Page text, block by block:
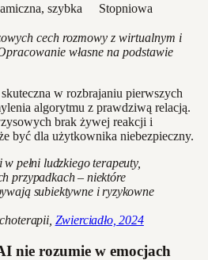
szybka Stopniowa
cech rozmowy z wirtualnym i
własne na podstawie
w rozbrajaniu pierwszych
algorytmu z prawdziwą relacją.
brak żywej reakcji i
być dla użytkownika niebezpieczny.
w pełni ludzkiego terapeuty,
przypadkach – niektóre
subiektywne i ryzykowne
Zwierciadło, 2024
nie rozumie w emocjach